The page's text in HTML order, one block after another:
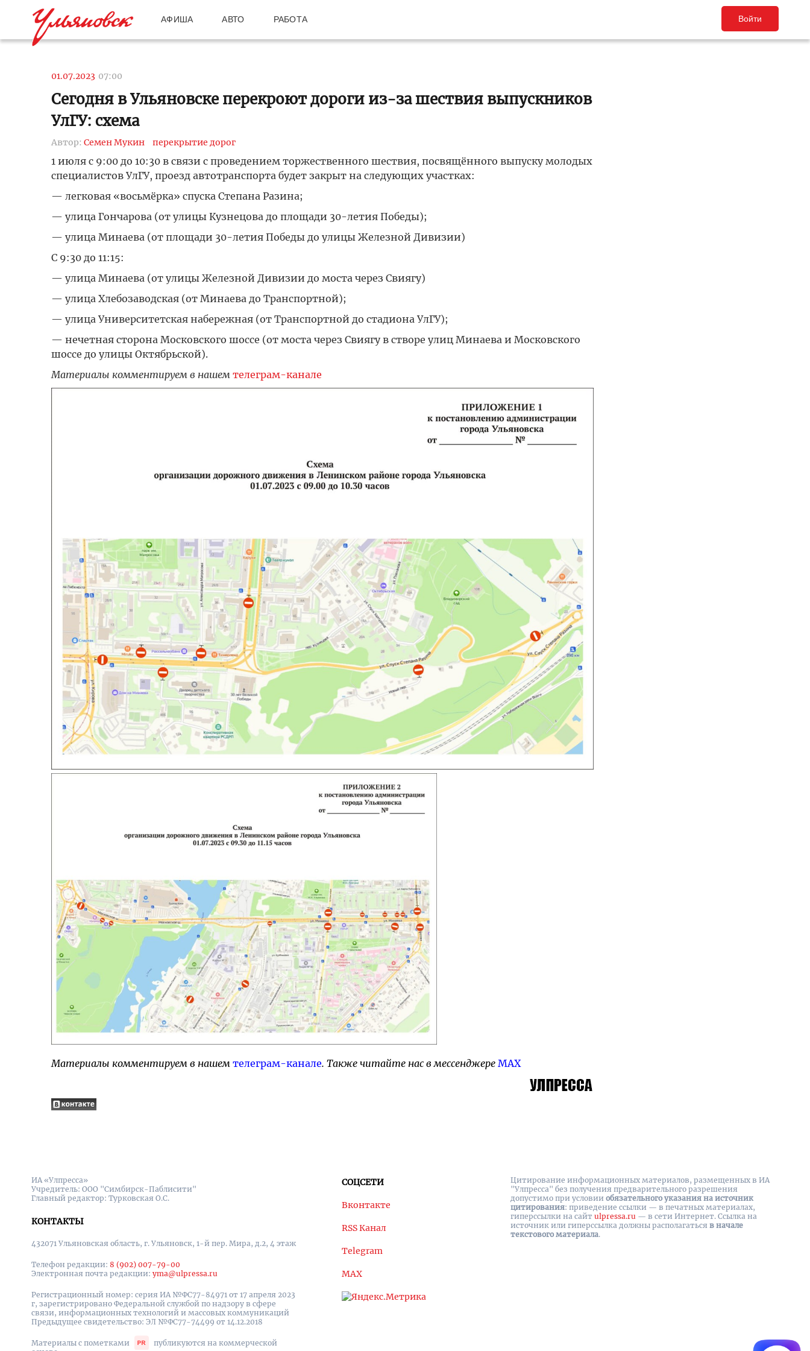
АФИША АВТО РАБОТА Войти
01.07.2023 07:00
Сегодня в Ульяновске перекроют дороги из-за шествия выпускников
УлГУ: схема
Автор: Семен Мукин перекрытие дорог
1 июля с 9:00 до 10:30 в связи с проведением торжественного шествия, посвящённого выпуску молодых
специалистов УлГУ, проезд автотранспорта будет закрыт на следующих участках:
— легковая «восьмёрка» спуска Степана Разина;
— улица Гончарова (от улицы Кузнецова до площади 30-летия Победы);
— улица Минаева (от площади 30-летия Победы до улицы Железной Дивизии)
C 9:30 до 11:15:
— улица Минаева (от улицы Железной Дивизии до моста через Свиягу)
— улица Хлебозаводская (от Минаева до Транспортной);
— улица Университетская набережная (от Транспортной до стадиона УлГУ);
— нечетная сторона Московского шоссе (от моста через Свиягу в створе улиц Минаева и Московского
шоссе до улицы Октябрьской).
Материалы комментируем в нашем телеграм-канале
Материалы комментируем в нашем телеграм-канале. Также читайте нас в мессенджере MAX
ИА «Улпресса»
Учредитель: ООО "Симбирск-Паблисити"
Главный редактор: Турковская О.С.
КОНТАКТЫ
432071 Ульяновская область, г. Ульяновск, 1-й пер. Мира, д.2, 4 этаж
Телефон редакции: 8 (902) 007-79-00
Электронная почта редакции: yma@ulpressa.ru
Регистрационный номер: серия ИА №ФС77-84971 от 17 апреля 2023
г, зарегистрировано Федеральной службой по надзору в сфере
связи, информационных технологий и массовых коммуникаций
Предыдущее свидетельство: ЭЛ №ФС77-74499 от 14.12.2018
Материалы с пометками
публикуются на коммерческой
СОЦСЕТИ
Вконтакте
RSS Канал
Telegram
MAX
Цитирование информационных материалов, размещенных в ИА
"Улпресса" без получения предварительного разрешения
допустимо при условии обязательного указания на источник
цитирования: приведение ссылки — в печатных материалах,
гиперссылки на cайт ulpressa.ru — в сети Интернет. Ссылка на
источник или гиперссылка должны располагаться в начале
текстового материала.